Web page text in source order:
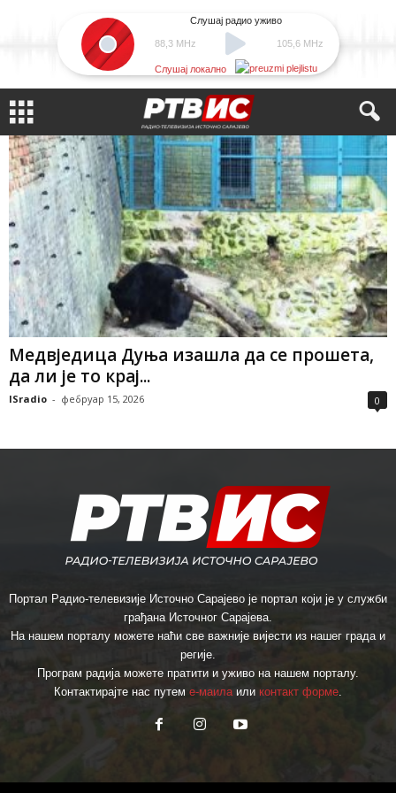
88,3 MHz
Слушај радио уживо
105,6 MHz
Слушај локално
Медвједица Дуња изашла да се прошета,
да ли је то крај...
ISradio - фебруар 15, 2026 0
Портал Радио-телевизије Источно Сарајево је портал који је у служби
грађана Источног Сарајева.
На нашем порталу можете наћи све важније вијести из нашег града и
регије.
Програм радија можете пратити и уживо на нашем порталу.
Контактирајте нас путем е-маилаили контакт форме.